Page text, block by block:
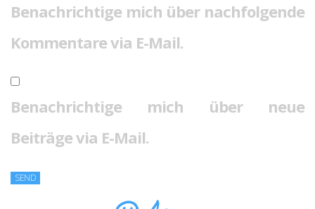
Benachrichtige mich über nachfolgende
Kommentare via E-Mail.
Benachrichtige mich über neue
Beiträge via E-Mail.